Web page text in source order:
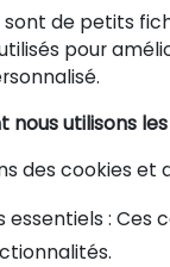
sont de petits
pour
nous utilisons
des cookies
essentiels :